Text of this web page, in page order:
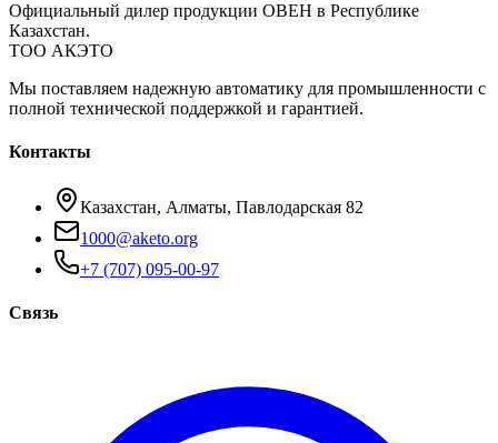
Официальный дилер продукции ОВЕН в Республике
Казахстан.
ТОО АКЭТО
Мы поставляем надежную автоматику для промышленности с
полной технической поддержкой и гарантией.
Контакты
Казахстан, Алматы, Павлодарская 82
1000@aketo.org
+7 (707) 095-00-97
Связь